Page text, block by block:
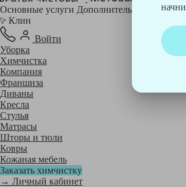
Основные услуги Дополнительные
Клин
Войти
Уборка
Химчистка
Компания
Франшиза
Диваны
Кресла
Стулья
Матрасы
Шторы и тюли
Ковры
Кожаная мебель
Заказать химчистку
→ Личный кабинет